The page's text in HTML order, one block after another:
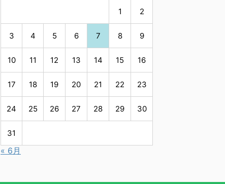
1 2
3 4 5 6 7 8 9
10 11 12 13 14 15 16
17 18 19 20 21 22 23
24 25 26 27 28 29 30
31
« 6月